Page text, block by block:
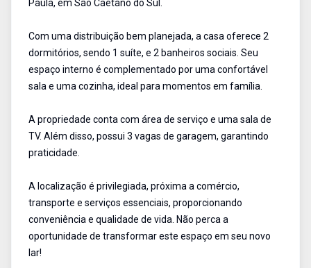
Paula, em São Caetano do Sul.
Com uma distribuição bem planejada, a casa oferece 2
dormitórios, sendo 1 suíte, e 2 banheiros sociais. Seu
espaço interno é complementado por uma confortável
sala e uma cozinha, ideal para momentos em família.
A propriedade conta com área de serviço e uma sala de
TV. Além disso, possui 3 vagas de garagem, garantindo
praticidade.
A localização é privilegiada, próxima a comércio,
transporte e serviços essenciais, proporcionando
conveniência e qualidade de vida. Não perca a
oportunidade de transformar este espaço em seu novo
lar!